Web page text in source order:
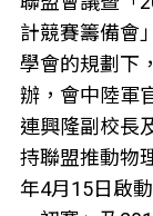
計競賽籌備會
學會的規劃下
辦，會中陸軍
連興隆副校長
持聯盟推動物
年4月15日啟